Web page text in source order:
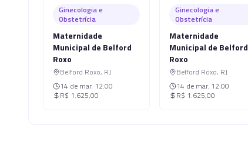
Ginecologia e
Obstetrícia
Maternidade
Municipal de Belford
Roxo
Belford Roxo, RJ
14 de mar. 12:00
R$ 1.625,00
Ginecologia e
Obstetrícia
Maternidade
Municipal de Belford
Roxo
Belford Roxo, RJ
14 de mar. 12:00
R$ 1.625,00